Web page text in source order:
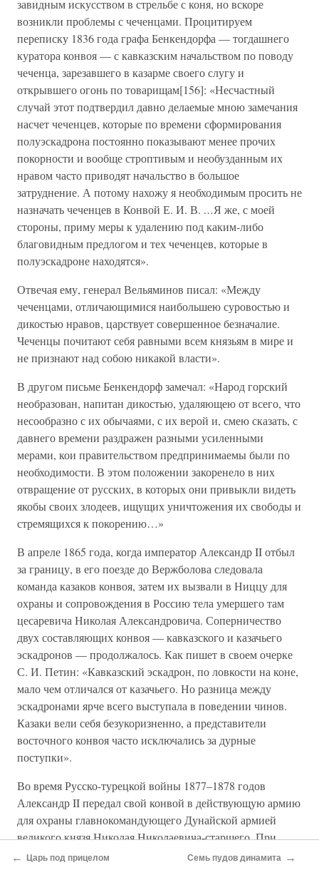
завидным искусством в стрельбе с коня, но вскоре
возникли проблемы с чеченцами. Процитируем
переписку 1836 года графа Бенкендорфа — тогдашнего
куратора конвоя — с кавказским начальством по поводу
чеченца, зарезавшего в казарме своего слугу и
открывшего огонь по товарищам[156]: «Несчастный
случай этот подтвердил давно делаемые мною замечания
насчет чеченцев, которые по времени сформирования
полуэскадрона постоянно показывают менее прочих
покорности и вообще строптивым и необузданным их
нравом часто приводят начальство в большое
затруднение. А потому нахожу я необходимым просить не
назначать чеченцев в Конвой Е. И. В. …Я же, с моей
стороны, приму меры к удалению под каким-либо
благовидным предлогом и тех чеченцев, которые в
полуэскадроне находятся».
Отвечая ему, генерал Вельяминов писал: «Между
чеченцами, отличающимися наибольшею суровостью и
дикостью нравов, царствует совершенное безначалие.
Чеченцы почитают себя равными всем князьям в мире и
не признают над собою никакой власти».
В другом письме Бенкендорф замечал: «Народ горский
необразован, напитан дикостью, удаляющею от всего, что
несообразно с их обычаями, с их верой и, смею сказать, с
давнего времени раздражен разными усиленными
мерами, кои правительством предпринимаемы были по
необходимости. В этом положении закоренело в них
отвращение от русских, в которых они привыкли видеть
якобы своих злодеев, ищущих уничтожения их свободы и
стремящихся к покорению…»
В апреле 1865 года, когда император Александр II отбыл
за границу, в его поезде до Вержболова следовала
команда казаков конвоя, затем их вызвали в Ниццу для
охраны и сопровождения в Россию тела умершего там
цесаревича Николая Александровича. Соперничество
двух составляющих конвоя — кавказского и казачьего
эскадронов — продолжалось. Как пишет в своем очерке
С. И. Петин: «Кавказский эскадрон, по ловкости на коне,
мало чем отличался от казачьего. Но разница между
эскадронами ярче всего выступала в поведении чинов.
Казаки вели себя безукоризненно, а представители
восточного конвоя часто исключались за дурные
поступки».
Во время Русско-турецкой войны 1877–1878 годов
Александр II передал свой конвой в действующую армию
для охраны главнокомандующего Дунайской армией
великого князя Николая Николаевича-старшего. При
поездках императора на театр военных действий его
← Царь под прицелом Семь пудов динамита →